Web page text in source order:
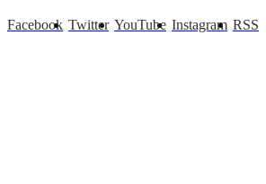
RSS
Instagram
YouTube
Twitter
Facebook